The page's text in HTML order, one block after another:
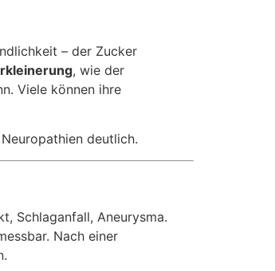
– der Zucker
, wie der
Viele können ihre
deutlich.
Schlaganfall, Aneurysma.
Nach einer